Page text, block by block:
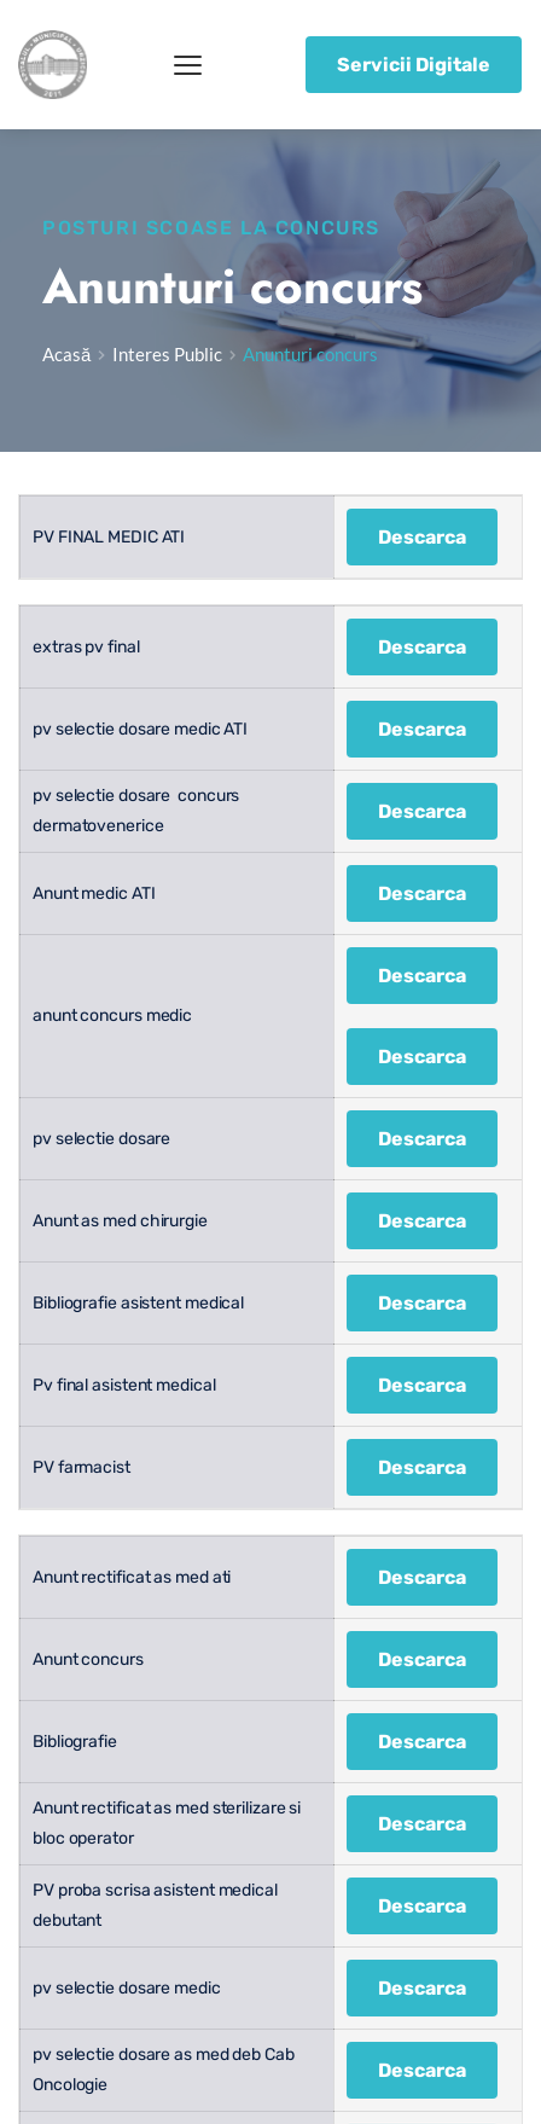
Servicii Digitale
POSTURI SCOASE LA CONCURS
Anunturi concurs
Acasă Interes Public Anunturi concurs
PV FINAL MEDIC ATI Descarca
extras pv final Descarca
pv selectie dosare medic ATI Descarca
pv selectie dosare concurs
dermatovenerice
Descarca
Anunt medic ATI Descarca
anunt concurs medic
Descarca
Descarca
pv selectie dosare Descarca
Anunt as med chirurgie Descarca
Bibliografie asistent medical Descarca
Pv final asistent medical Descarca
PV farmacist Descarca
Anunt rectificat as med ati Descarca
Anunt concurs Descarca
Bibliografie Descarca
Anunt rectificat as med sterilizare si
bloc operator
Descarca
PV proba scrisa asistent medical
debutant
Descarca
pv selectie dosare medic Descarca
pv selectie dosare as med deb Cab
Oncologie
Descarca